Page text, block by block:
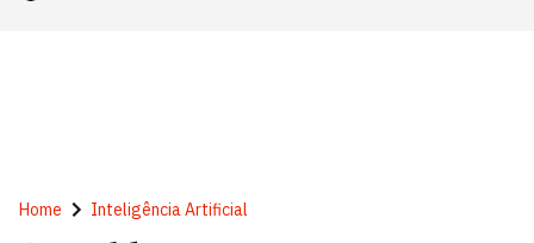
Home Inteligência Artificial